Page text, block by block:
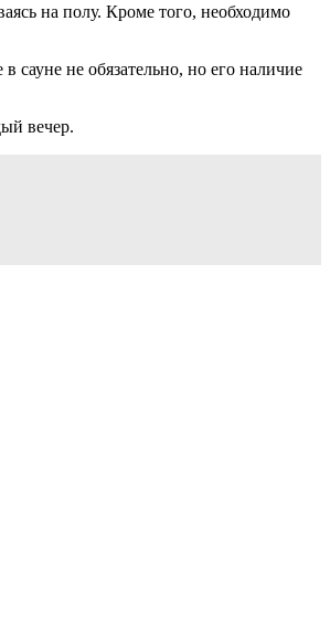
на полу. Кроме того, необходимо
не обязательно, но его наличие
вечер.